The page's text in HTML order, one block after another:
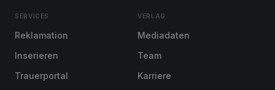
SERVICES
Reklamation
Inserieren
Trauerportal
VERLAG
Mediadaten
Team
Karriere